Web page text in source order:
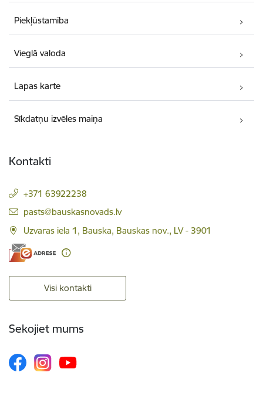
Piekļūstamība
Vieglā valoda
Lapas karte
Sīkdatņu izvēles maiņa
Kontakti
+371 63922238
E-pasts:
pasts@bauskasnovads.lv
Uzvaras iela 1, Bauska, Bauskas nov., LV - 3901
Visi kontakti
Sekojiet mums